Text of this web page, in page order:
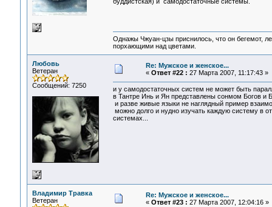
Однажы Чжуан-цзы приснилось, что он бегемот,
порхающими над цветами.
Любовь
Ветеран
Сообщений: 7250
Re: Мужское и женское...
« Ответ #22 : 27 Марта 2007, 11:17:43 »
и у самодостаточных систем не может быть
в Тантре Инь и Ян представлены сонмом Богов и
и разве живые языки не наглядный пример
можно долго и нудно изучать каждую систему в
системах...
Владимир Травка
Ветеран
Re: Мужское и женское...
« Ответ #23 : 27 Марта 2007, 12:04:16 »